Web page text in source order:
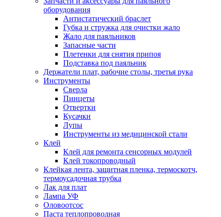
оборудования
Антистатический браслет
Губка и стружка для очистки жало
Жало для паяльников
Запасные части
Плетенки для снятия припоя
Подставка под паяльник
Держатели плат, рабочие столы, третья рука
Инструменты
Сверла
Пинцеты
Отвертки
Кусачки
Лупы
Инструменты из медицинской стали
Клей
Клей для ремонта сенсорных модулей
Клей токопроводный
Клейкая лента, защитная пленка, термоскотч,
термоусадочная трубка
Лак для плат
Лампа УФ
Оловоотсос
Паста теплопроводная